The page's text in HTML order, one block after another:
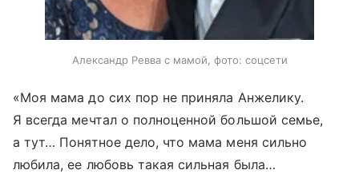
Александр Ревва с мамой, фото: соцсети
«Моя мама до сих пор не приняла Анжелику.
Я всегда мечтал о полноценной большой семье,
а тут… Понятное дело, что мама меня сильно
любила, ее любовь такая сильная была…